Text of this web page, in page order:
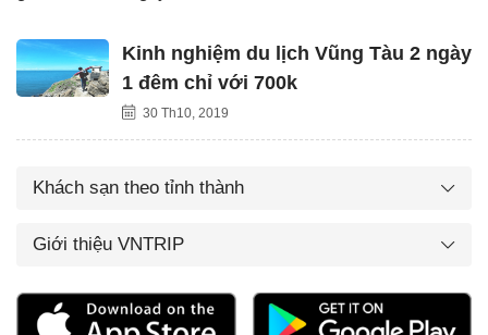
Kinh nghiệm du lịch Vũng Tàu 2 ngày
1 đêm chỉ với 700k
30 Th10, 2019
Khách sạn theo tỉnh thành
Giới thiệu VNTRIP